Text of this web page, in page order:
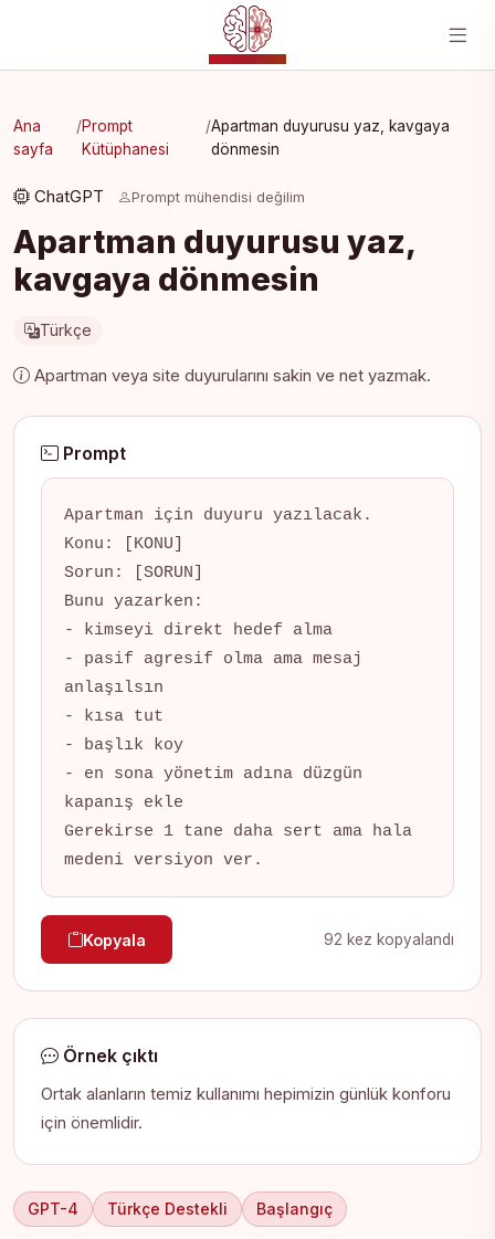
Ana
sayfa
/Prompt
Kütüphanesi
/Apartman duyurusu yaz, kavgaya
dönmesin
ChatGPT Prompt mühendisi değilim
Apartman duyurusu yaz,
kavgaya dönmesin
Türkçe
Apartman veya site duyurularını sakin ve net yazmak.
Prompt
Apartman için duyuru yazılacak.
Konu: [KONU]
Sorun: [SORUN]
Bunu yazarken:
- kimseyi direkt hedef alma
- pasif agresif olma ama mesaj
anlaşılsın
- kısa tut
- başlık koy
- en sona yönetim adına düzgün
kapanış ekle
Gerekirse 1 tane daha sert ama hala
medeni versiyon ver.
Kopyala 92 kez kopyalandı
Örnek çıktı
Ortak alanların temiz kullanımı hepimizin günlük konforu
için önemlidir.
GPT-4 Türkçe Destekli Başlangıç